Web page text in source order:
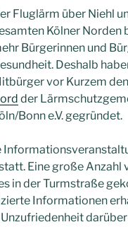
Fluglärm über Niehl
Kölner
Bürgerinnen und
Deshalb
vor Kurzem den
der
Bonn e.V. gegründet.
Eine große Anzahl
in der Turmstraße
Informationen